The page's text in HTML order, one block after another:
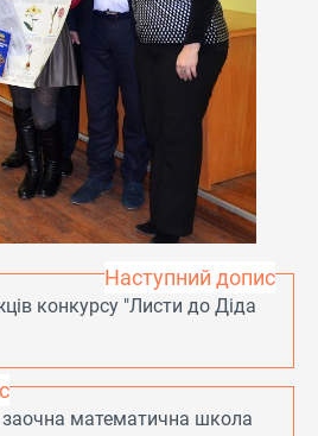
Наступний допис
конкурсу "Листи до Діда
заочна математична школа